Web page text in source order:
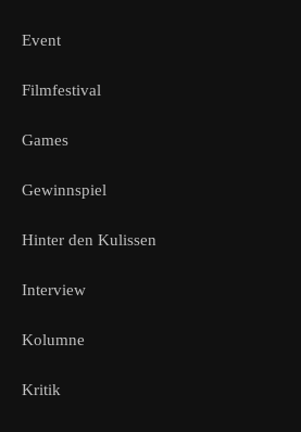
Event
Filmfestival
Games
Gewinnspiel
Hinter den Kulissen
Interview
Kolumne
Kritik